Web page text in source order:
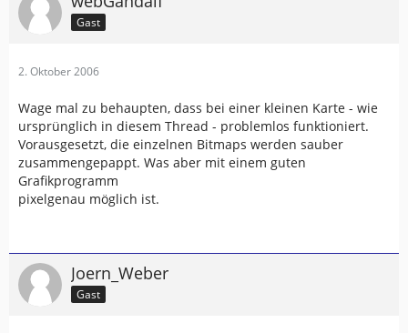
Gast
2. Oktober 2006
Wage mal zu behaupten, dass bei einer kleinen Karte - wie
ursprünglich in diesem Thread - problemlos funktioniert.
Vorausgesetzt, die einzelnen Bitmaps werden sauber
zusammengepappt. Was aber mit einem guten
Grafikprogramm
pixelgenau möglich ist.
Joern_Weber
Gast